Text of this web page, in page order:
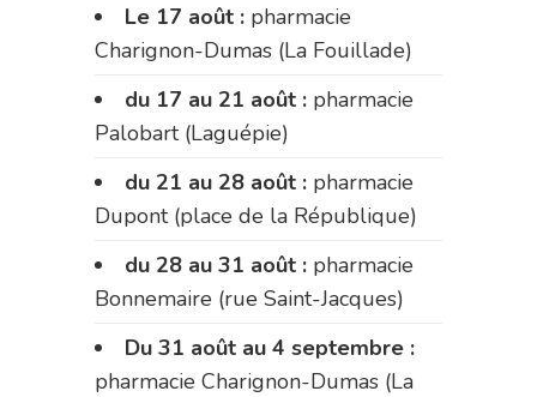
Le 17 août : pharmacie
Charignon-Dumas (La Fouillade)
du 17 au 21 août : pharmacie
Palobart (Laguépie)
du 21 au 28 août : pharmacie
Dupont (place de la République)
du 28 au 31 août : pharmacie
Bonnemaire (rue Saint-Jacques)
Du 31 août au 4 septembre :
pharmacie Charignon-Dumas (La